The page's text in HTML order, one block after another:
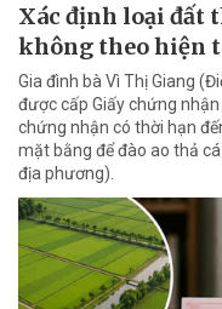
Xác định loại đất
không theo hiện
Gia đình bà Vì Thị Giang
được cấp Giấy chứng
chứng nhận có thời hạn
mặt bằng để đào ao thả
địa phương).